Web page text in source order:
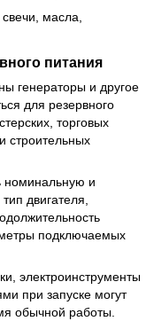
масла,
питания
генераторы и другое
для резервного
торговых
строительных
номинальную и
двигателя,
подключаемых
электроинструменты
при запуске могут
обычной работы.